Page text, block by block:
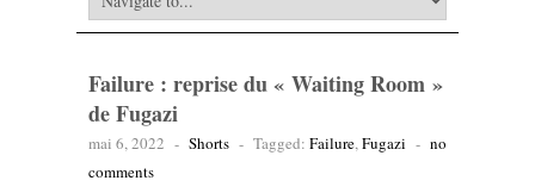
Failure : reprise du « Waiting Room »
de Fugazi
mai 6, 2022 - Shorts - Tagged: Failure,Fugazi - no
comments